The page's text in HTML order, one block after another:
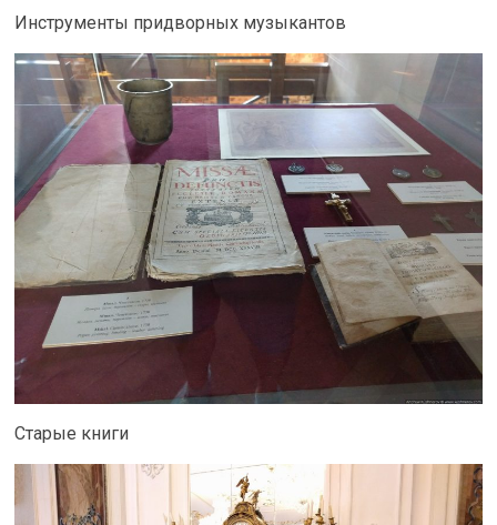
Инструменты придворных музыкантов
Старые книги